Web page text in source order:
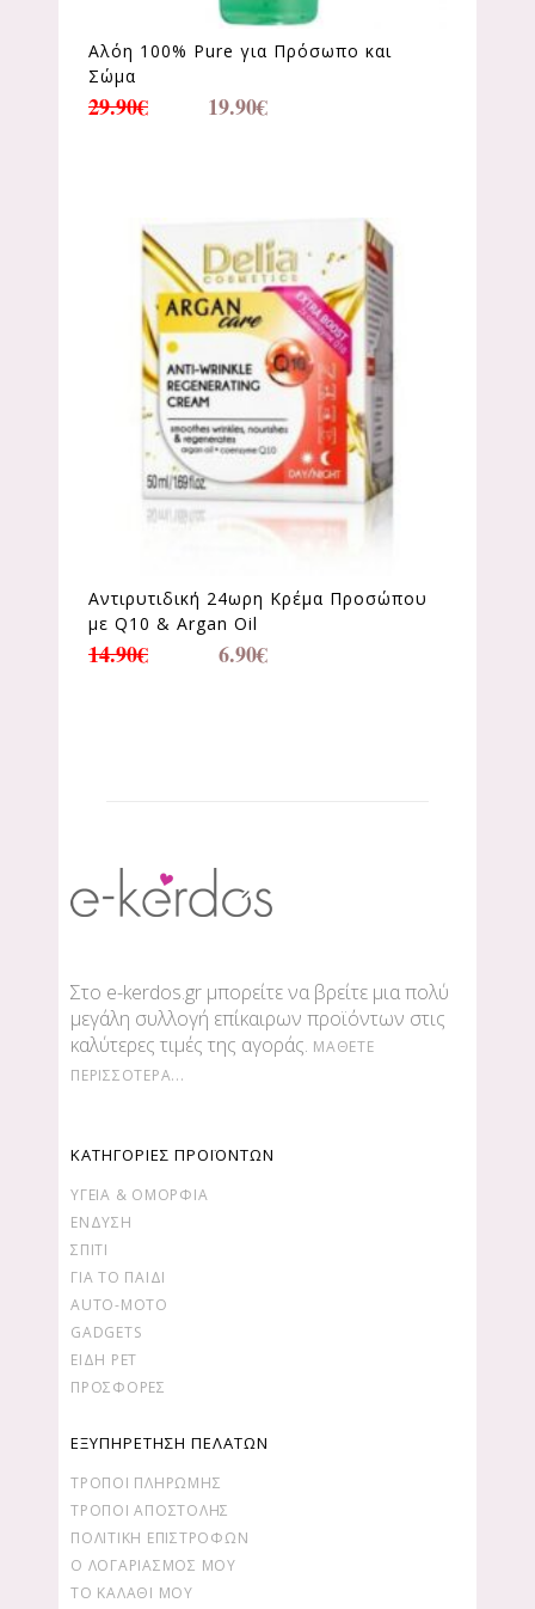
Αλόη 100% Pure για Πρόσωπο και
Σώμα
29.90€ 19.90€
Αντιρυτιδική 24ωρη Κρέμα Προσώπου
με Q10 & Argan Oil
14.90€ 6.90€
Στο e-kerdos.gr μπορείτε να βρείτε μια πολύ
μεγάλη συλλογή επίκαιρων προϊόντων στις
καλύτερες τιμές της αγοράς. ΜΆΘΕΤΕ
ΠΕΡΙΣΣΌΤΕΡΑ...
ΚΑΤΗΓΟΡΙΕΣ ΠΡΟΪΟΝΤΩΝ
ΥΓΕΊΑ & ΟΜΟΡΦΙΆ
ΕΝΔΥΣΗ
ΣΠΙΤΙ
ΓΙΑ ΤΟ ΠΑΙΔΙ
AUTO-MOTO
GADGETS
ΕΙΔΗ PET
ΠΡΟΣΦΟΡΕΣ
ΕΞΥΠΗΡΕΤΗΣΗ ΠΕΛΑΤΩΝ
ΤΡΌΠΟΙ ΠΛΗΡΩΜΉΣ
ΤΡΌΠΟΙ ΑΠΟΣΤΟΛΉΣ
ΠΟΛΙΤΙΚΉ ΕΠΙΣΤΡΟΦΏΝ
Ο ΛΟΓΑΡΙΑΣΜΌΣ ΜΟΥ
ΤΟ ΚΑΛΆΘΙ ΜΟΥ